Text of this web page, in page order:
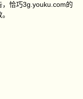
，恰巧3g.youku.com的